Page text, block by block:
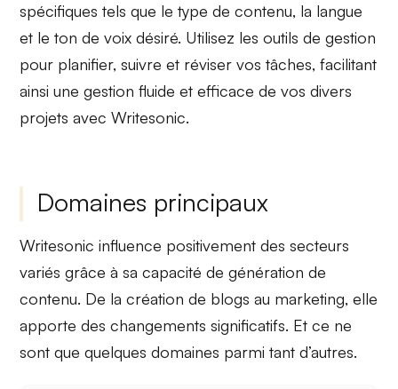
spécifiques tels que le type de contenu, la langue
et le ton de voix désiré. Utilisez les outils de gestion
pour planifier, suivre et réviser vos tâches, facilitant
ainsi unegestion fluide et efficace de vos divers
projets avec Writesonic.
Domaines principaux
Writesonic influence positivement des secteurs
variés grâce à sacapacité de génération de
contenu. De la création de blogs au marketing, elle
apporte deschangements significatifs. Et ce ne
sont que quelques domaines parmi tant d’autres.